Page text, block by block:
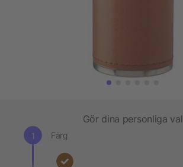
Gör dina personliga val
Färg